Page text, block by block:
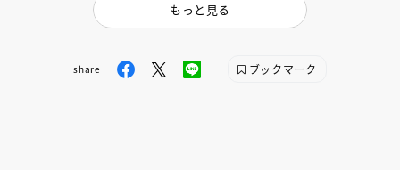
もっと見る
share ブックマーク